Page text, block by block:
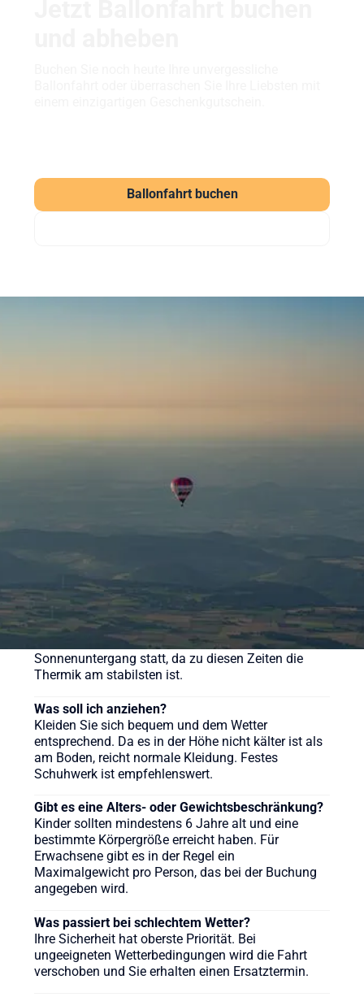
Ballonfahrt buchen
verschiedene Pakete für unsere Ballonfahrten an,
sehen Sie sich gerne auf der Webseite um.
90 Minuten, das gesamte Erlebnis inklusive
Vorbereitung und Taufe dauert ca. 3-4 Stunden.
Wann ist die beste Zeit für eine Ballonfahrt?
Ballonfahrten finden meist früh morgens nach
Sonnenaufgang oder am späten Nachmittag vor
Sonnenuntergang statt, da zu diesen Zeiten die
Thermik am stabilsten ist.
Was soll ich anziehen?
Kleiden Sie sich bequem und dem Wetter
entsprechend. Da es in der Höhe nicht kälter ist als
am Boden, reicht normale Kleidung. Festes
Schuhwerk ist empfehlenswert.
Gibt es eine Alters- oder Gewichtsbeschränkung?
Kinder sollten mindestens 6 Jahre alt und eine
bestimmte Körpergröße erreicht haben. Für
Erwachsene gibt es in der Regel ein
Maximalgewicht pro Person, das bei der Buchung
angegeben wird.
Was passiert bei schlechtem Wetter?
Ihre Sicherheit hat oberste Priorität. Bei
ungeeigneten Wetterbedingungen wird die Fahrt
verschoben und Sie erhalten einen Ersatztermin.